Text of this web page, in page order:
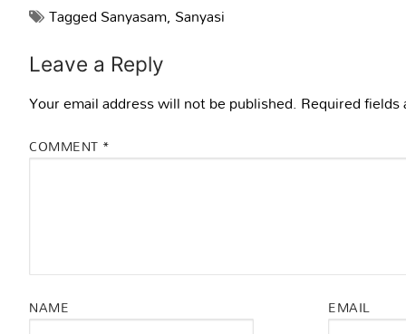
TaggedSanyasam, Sanyasi
Leave a Reply
Your email address will not be published. Required fields
COMMENT *
NAME EMAIL